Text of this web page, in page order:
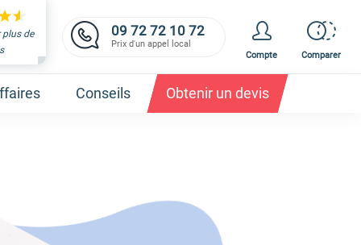
de
09 72 72 10 72
Prix d'un appel local
Compte
Comparer
obtenez un devis,c'est gratuit et immédiat !
Conseils Obtenir un devis